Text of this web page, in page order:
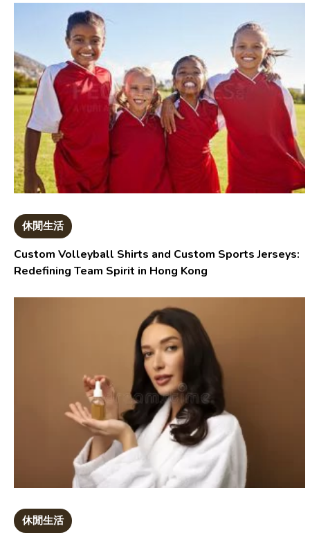
休閒生活
Custom Volleyball Shirts and Custom Sports Jerseys:
Redefining Team Spirit in Hong Kong
休閒生活